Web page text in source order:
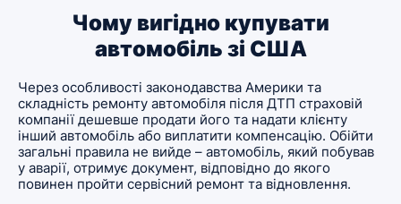
Чому вигідно купувати
автомобіль зі США
Через особливості законодавства Америки та
складність ремонту автомобіля після ДТП страховій
компанії дешевше продати його та надати клієнту
інший автомобіль або виплатити компенсацію. Обійти
загальні правила не вийде – автомобіль, який побував
у аварії, отримує документ, відповідно до якого
повинен пройти сервісний ремонт та відновлення.